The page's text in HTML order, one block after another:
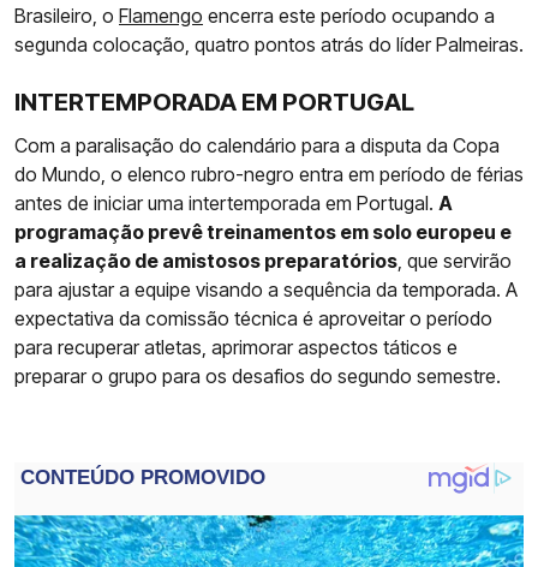
Brasileiro, o Flamengo encerra este período ocupando a
segunda colocação, quatro pontos atrás do líder Palmeiras.
INTERTEMPORADA EM PORTUGAL
Com a paralisação do calendário para a disputa da Copa
do Mundo, o elenco rubro-negro entra em período de férias
antes de iniciar uma intertemporada em Portugal. A
programação prevê treinamentos em solo europeu e
a realização de amistosos preparatórios , que servirão
para ajustar a equipe visando a sequência da temporada. A
expectativa da comissão técnica é aproveitar o período
para recuperar atletas, aprimorar aspectos táticos e
preparar o grupo para os desafios do segundo semestre.